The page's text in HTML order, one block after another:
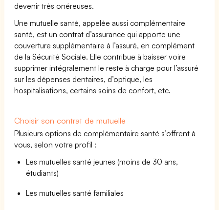
devenir très onéreuses.
Une mutuelle santé, appelée aussi complémentaire
santé, est un contrat d’assurance qui apporte une
couverture supplémentaire à l’assuré, en complément
de la Sécurité Sociale. Elle contribue à baisser voire
supprimer intégralement le reste à charge pour l’assuré
sur les dépenses dentaires, d’optique, les
hospitalisations, certains soins de confort, etc.
Choisir son contrat de mutuelle
Plusieurs options de complémentaire santé s’offrent à
vous, selon votre profil :
Les mutuelles santé jeunes (moins de 30 ans,
étudiants)
Les mutuelles santé familiales